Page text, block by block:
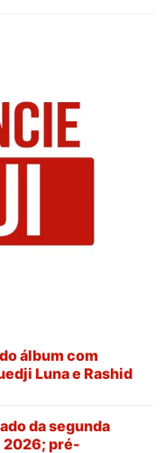
álbum com
Luna e Rashid
da segunda
2026; pré-